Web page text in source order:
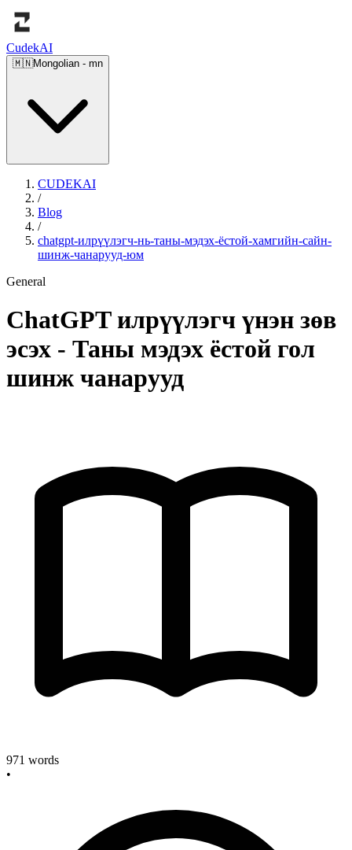
CudekAI
🇲🇳Mongolian - mn
CUDEKAI
/
Blog
/
chatgpt-илрүүлэгч-нь-таны-мэдэх-ёстой-хамгийн-сайн-
шинж-чанарууд-юм
General
ChatGPT илрүүлэгч үнэн зөв
эсэх - Таны мэдэх ёстой гол
шинж чанарууд
971 words
•